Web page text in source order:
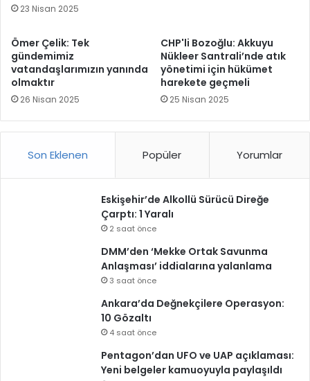
23 Nisan 2025
Ömer Çelik: Tek
gündemimiz
vatandaşlarımızın yanında
olmaktır
26 Nisan 2025
CHP'li Bozoğlu: Akkuyu
Nükleer Santrali’nde atık
yönetimi için hükümet
harekete geçmeli
25 Nisan 2025
Son Eklenen Popüler Yorumlar
Eskişehir’de Alkollü Sürücü Direğe
Çarptı: 1 Yaralı
2 saat önce
DMM’den ‘Mekke Ortak Savunma
Anlaşması’ iddialarına yalanlama
3 saat önce
Ankara’da Değnekçilere Operasyon:
10 Gözaltı
4 saat önce
Pentagon’dan UFO ve UAP açıklaması:
Yeni belgeler kamuoyuyla paylaşıldı